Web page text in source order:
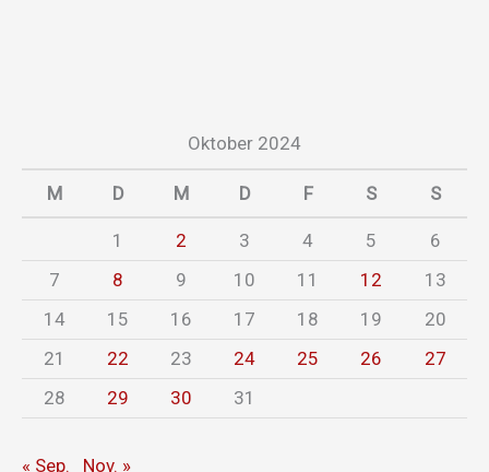
Oktober 2024
M D M D F S S
1 2 3 4 5
6
7
8 9 10 11 12
13
14
15 16 17 18 19
20
21
22 23 24 25 26
27
28
29 30 31
« Sep. Nov. »